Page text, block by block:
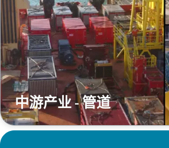
中游产业 - 管道